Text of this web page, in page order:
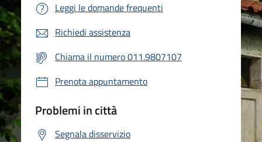
Leggi le domande frequenti
Richiedi assistenza
Chiama il numero 011.9807107
Prenota appuntamento
Problemi in città
Segnala disservizio